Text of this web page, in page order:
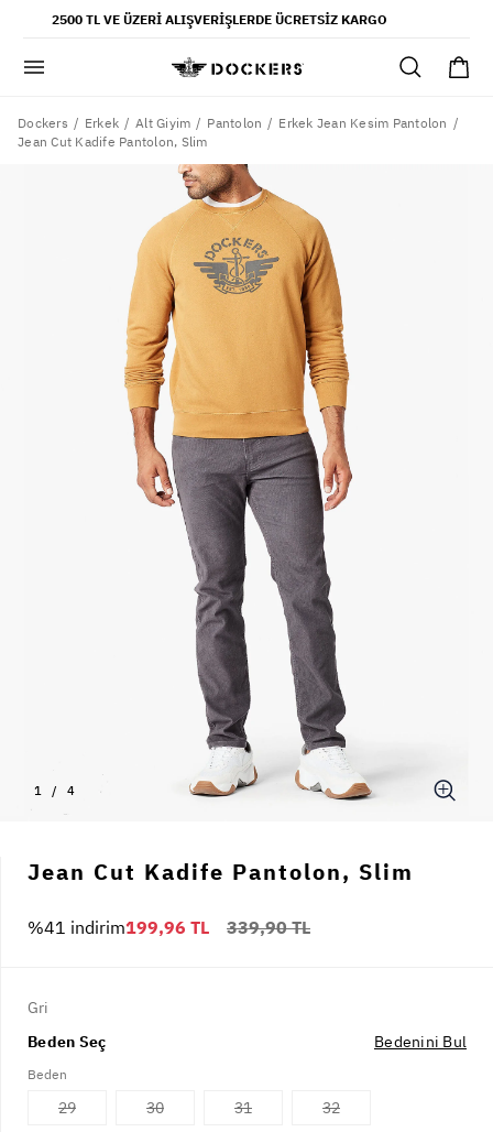
2500 TL VE ÜZERI ALIŞVERIŞLERDE ÜCRETSIZ KARGO
gömlek
şort
ultimate chino pantolon
ona özel - kadın
yaz koleksiyonu
Dockers Erkek Alt Giyim Pantolon
Erkek Jean Kesim Pantolon
Jean Cut Kadife Pantolon, Slim
1 / 4
Jean Cut Kadife Pantolon, Slim
339,90 TL
%41 indirim199,96 TL
Gri
Beden Seç
Bedenini Bul
Beden
29 30 31 32